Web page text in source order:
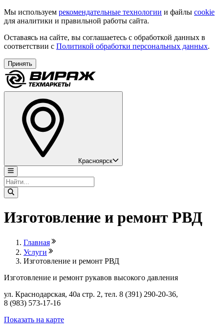
Мы используем рекомендательные технологии и файлы cookie
для аналитики и правильной работы сайта.
Оставаясь на сайте, вы соглашаетесь с обработкой данных в
соответствии с Политикой обработки персональных данных.
Принять
Красноярск
Изготовление и ремонт РВД
Главная
Услуги
Изготовление и ремонт РВД
Изготовление и ремонт рукавов высокого давления
ул. Краснодарская, 40а стр. 2, тел. 8 (391) 290-20-36,
8 (983) 573-17-16
Показать на карте